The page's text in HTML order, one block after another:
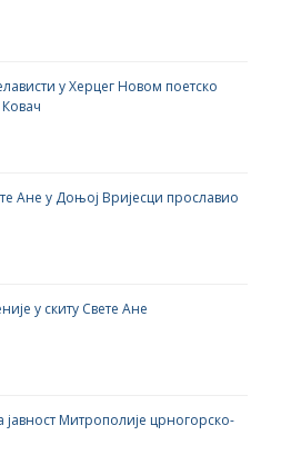
у Херцег Новом поетско
Ане у Доњој Вријесци прославио
у скиту Свете Ане
Митрополије црногорско-